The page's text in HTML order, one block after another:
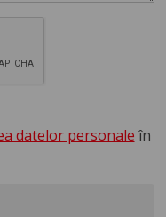
datelor personale în